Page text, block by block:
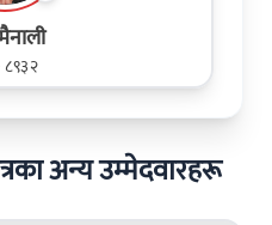
अन्य उम्मेदवारहरू